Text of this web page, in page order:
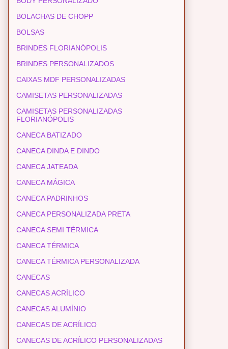
BOLACHAS DE CHOPP
BOLSAS
BRINDES FLORIANÓPOLIS
BRINDES PERSONALIZADOS
CAIXAS MDF PERSONALIZADAS
CAMISETAS PERSONALIZADAS
CAMISETAS PERSONALIZADAS
FLORIANÓPOLIS
CANECA BATIZADO
CANECA DINDA E DINDO
CANECA JATEADA
CANECA MÁGICA
CANECA PADRINHOS
CANECA PERSONALIZADA PRETA
CANECA SEMI TÉRMICA
CANECA TÉRMICA
CANECA TÉRMICA PERSONALIZADA
CANECAS
CANECAS ACRÍLICO
CANECAS ALUMÍNIO
CANECAS DE ACRÍLICO
CANECAS DE ACRÍLICO PERSONALIZADAS